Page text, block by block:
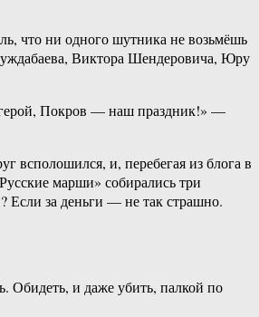
что ни одного шутника не возьмёшь
Виктора Шендеровича, Юру
Покров — наш праздник!» —
всполошился, и, перебегая из блога в
марши» собирались три
Если за деньги — не так страшно.
Обидеть, и даже убить, палкой по